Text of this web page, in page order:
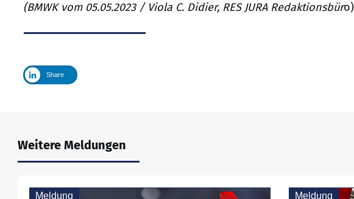
(BMWK vom 05.05.2023 / Viola C. Didier, RES JURA Redaktionsbüro)
Share
Weitere Meldungen
Meldung Meldung